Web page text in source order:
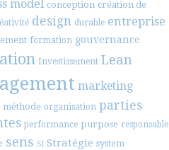
model conception création de
design durable entreprise
formation gouvernance
Investissement Lean
marketing
méthode organisation parties
performance purpose responsable
sens SI Stratégie system